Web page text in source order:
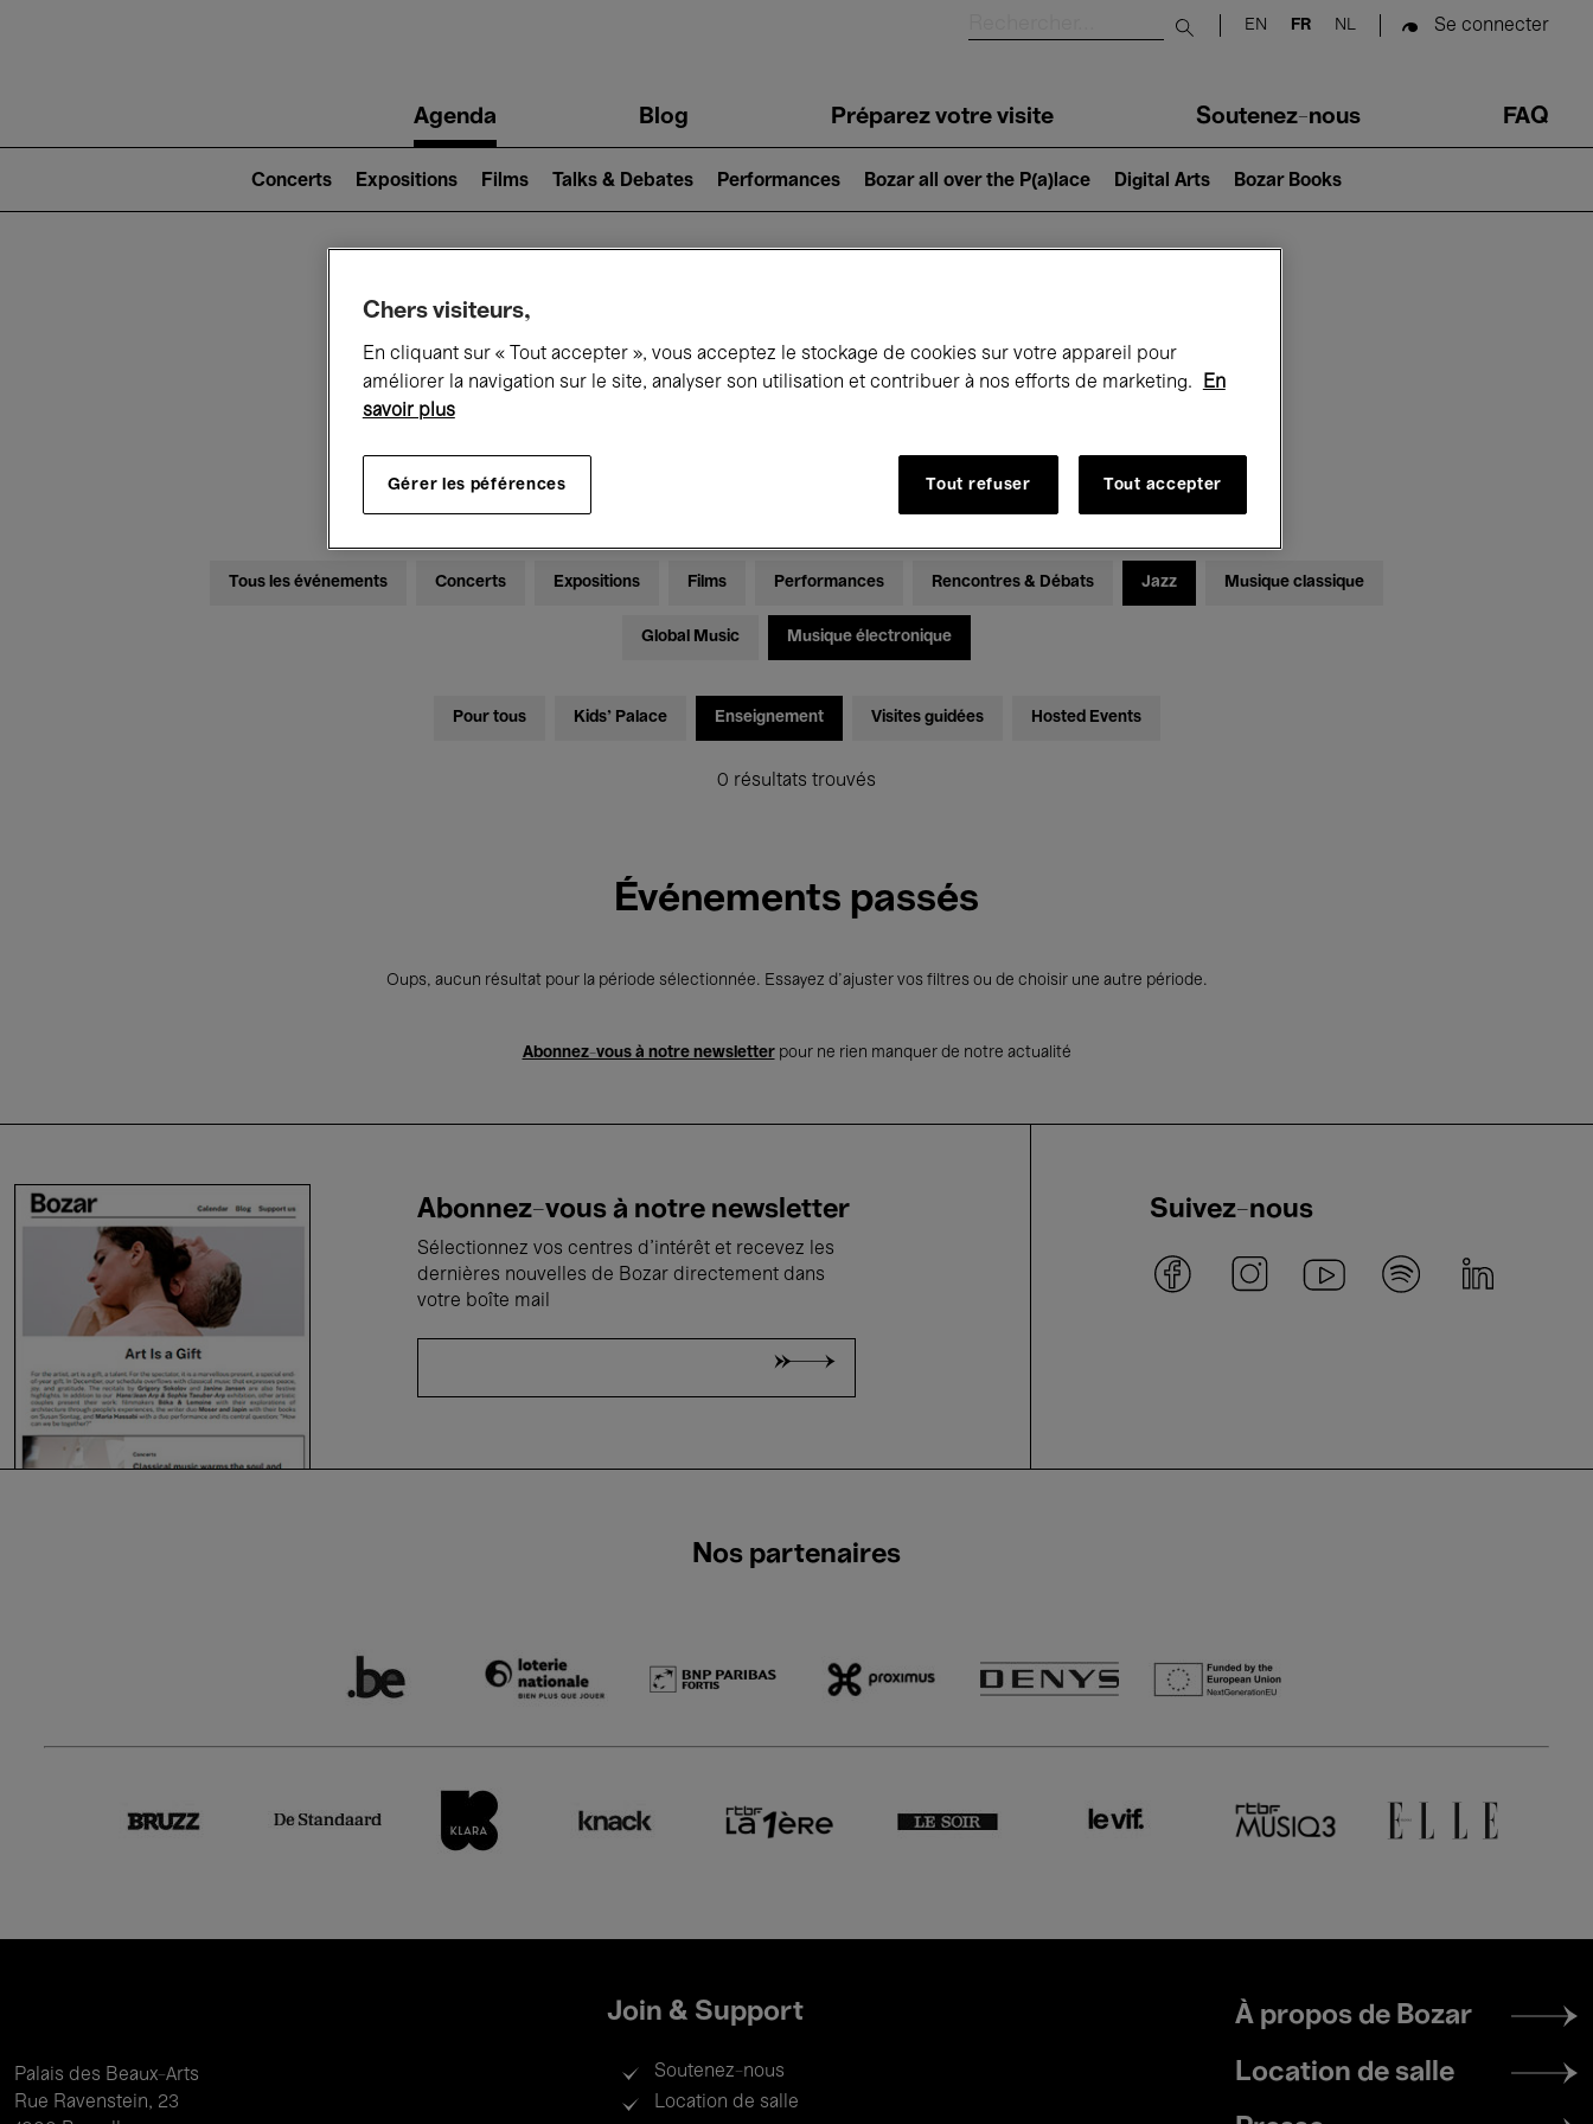
Submit search
EN FR NL Se connecter
navigationAgenda Blog Préparez votre visite Soutenez-nous FAQ
2)
Concerts Expositions Films Talks & Debates Performances Bozar all over the P(a)lace Digital Arts Bozar Books
Ce qui se passe à Bozar
Dimanche 10 Mai 2026
Tous les événements Concerts Expositions Films Performances Rencontres & Débats Jazz Musique classique
Global Music Musique électronique
Pour tous Kids’ Palace Enseignement Visites guidées Hosted Events
0 résultats trouvés
Événements passés
Oups, aucun résultat pour la période sélectionnée. Essayez d’ajuster vos filtres ou de choisir une autre période.
Abonnez-vous à notre newsletterpour ne rien manquer de notre actualité
Abonnez-vous à notre newsletter
Sélectionnez vos centres d'intérêt et recevez les
dernières nouvelles de Bozar directement dans
votre boîte mail
Suivez-nous
Nos partenaires
Palais des Beaux-Arts
Rue Ravenstein, 23
Join & Support
Soutenez-nous
Location de salle
Footer
menu
À propos de Bozar
Location de salle
Chers visiteurs,
En cliquant sur « Tout accepter », vous acceptez le stockage de cookies sur votre appareil pour
améliorer la navigation sur le site, analyser son utilisation et contribuer à nos efforts de marketing.
En
savoir plus
Gérer les péférences Tout refuser Tout accepter